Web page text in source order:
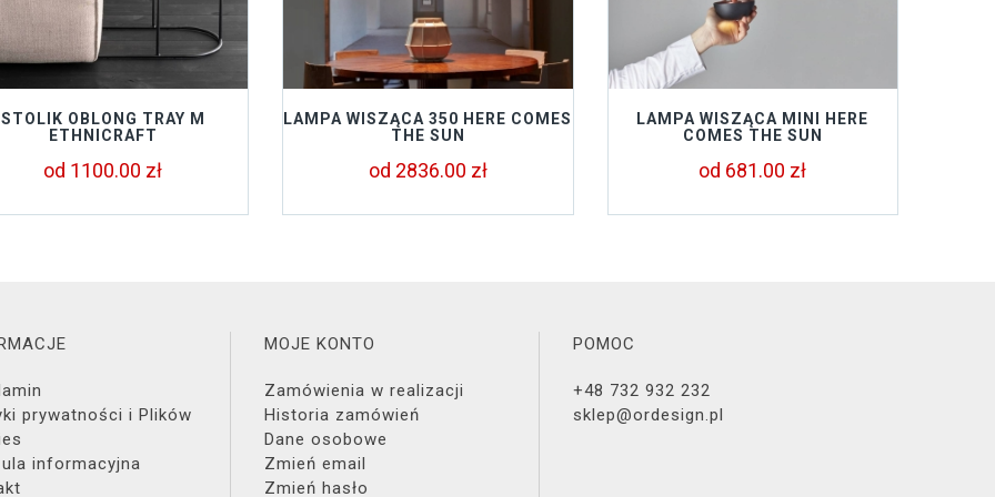
STOLIK OBLONG TRAY M
ETHNICRAFT
od 1100.00 zł
LAMPA WISZĄCA 350 HERE COMES
THE SUN
od 2836.00 zł
LAMPA WISZĄCA MINI HERE
COMES THE SUN
od 681.00 zł
prywatności i Plików
informacyjna
MOJE KONTO
Zamówienia w realizacji
Historia zamówień
Dane osobowe
Zmień email
Zmień hasło
POMOC
+48 732 932 232
sklep@ordesign.pl